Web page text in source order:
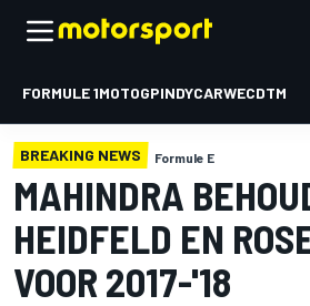
FORMULE 1MOTOGPINDYCARWECDTM
BREAKING NEWS Formule E
MAHINDRA
HEIDFELD EN
VOOR 2017-'18